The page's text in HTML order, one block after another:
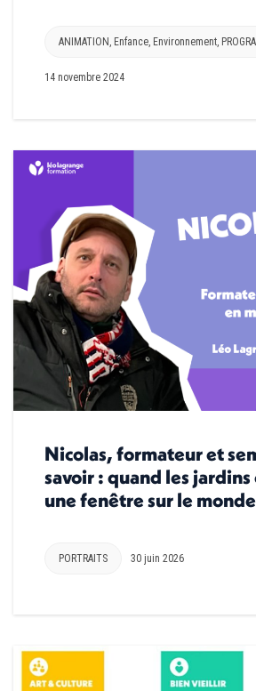
ANIMATION, Enfance, Environnement,
14 novembre 2024
Nicolas, formateur et
savoir : quand les
une fenêtre sur le monde
PORTRAITS 30 juin 2026